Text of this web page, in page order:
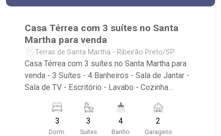
Casa Térrea com 3 suítes no Santa
Martha para venda
Terras de Santa Martha - Ribeirão Preto/SP
Casa Térrea com 3 suítes no Santa Martha para
venda - 3 Suítes - 4 Banheiros - Sala de Jantar -
Sala de TV - Escritório - Lavabo - Cozinha
Condomínio com playground - Localizado
próximo a Rodovia José Fregonezi
3
Dorm.
3
Suítes
4
Banho
2
Garagens